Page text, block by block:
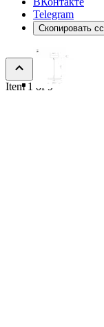
Telegram
Скопировать
Item 1 of 9